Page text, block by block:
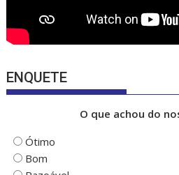
ENQUETE
O que achou do
Ótimo
Bom